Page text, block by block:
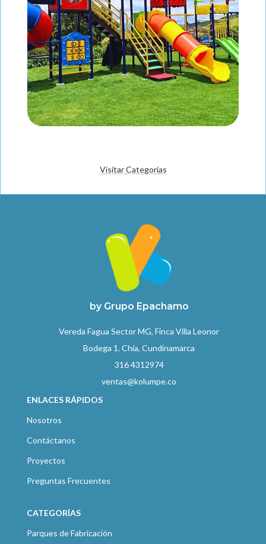
Visitar Categorías
by Grupo Epachamo
Vereda Fagua Sector MG, Finca Villa Leonor
Bodega 1. Chía, Cundinamarca
316 4312974
ventas@kolumpe.co
ENLACES RÁPIDOS
Nosotros
Contáctanos
Proyectos
Preguntas Frecuentes
CATEGORÍAS
Parques de Fabricación